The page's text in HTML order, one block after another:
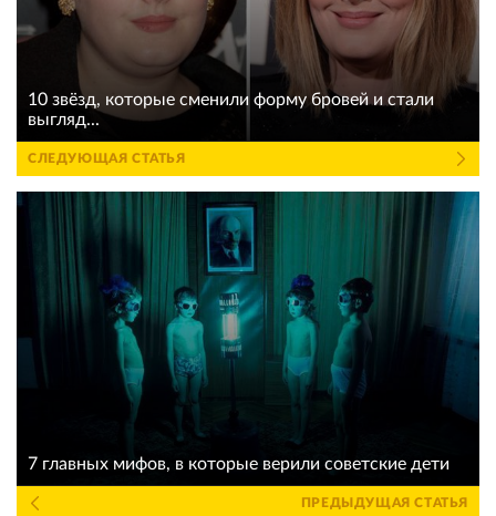
10 звёзд, которые сменили форму бровей и стали
выгляд...
СЛЕДУЮЩАЯ СТАТЬЯ
7 главных мифов, в которые верили советские дети
ПРЕДЫДУЩАЯ СТАТЬЯ